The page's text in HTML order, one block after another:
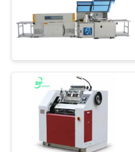
図
PRIVACY
POLICY
フィルム
機